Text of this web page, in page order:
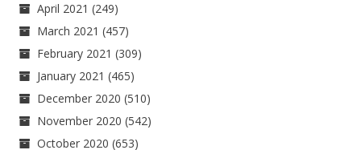
April 2021 (249)
March 2021 (457)
February 2021 (309)
January 2021 (465)
December 2020 (510)
November 2020 (542)
October 2020 (653)